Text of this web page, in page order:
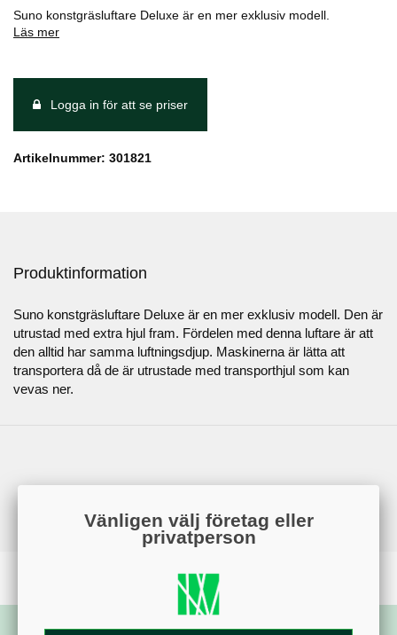
Suno konstgräsluftare Deluxe är en mer exklusiv modell.
Läs mer
Logga in för att se priser
Artikelnummer: 301821
Produktinformation
Suno konstgräsluftare Deluxe är en mer exklusiv modell. Den är
utrustad med extra hjul fram. Fördelen med denna luftare är att
den alltid har samma luftningsdjup. Maskinerna är lätta att
transportera då de är utrustade med transporthjul som kan
vevas ner.
Vänligen välj företag eller
privatperson